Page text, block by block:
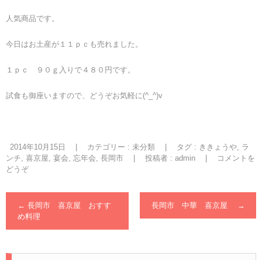
人気商品です。
今日はお土産が１１ｐｃも売れました。
１ｐｃ ９０ｇ入りで４８０円です。
試食も御座いますので、どうぞお気軽に(^_^)v
2014年10月15日 カテゴリー : 未分類 タグ : ききょうや, ラ
ンチ, 喜京屋, 宴会, 忘年会, 長岡市 投稿者 : admin
コメントを
どうぞ
← 長岡市 喜京屋 おすす
め料理
長岡市 中華 喜京屋 →